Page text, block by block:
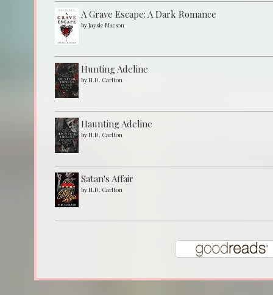
A Grave Escape: A Dark Romance
byJaysie Macson
Hunting Adeline
byH.D. Carlton
Haunting Adeline
byH.D. Carlton
Satan's Affair
byH.D. Carlton